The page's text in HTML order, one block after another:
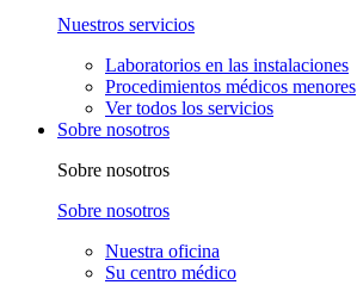
Nuestros servicios
Laboratorios en las instalaciones
Procedimientos médicos menores
Ver todos los servicios
Sobre nosotros
Sobre nosotros
Sobre nosotros
Nuestra oficina
Su centro médico